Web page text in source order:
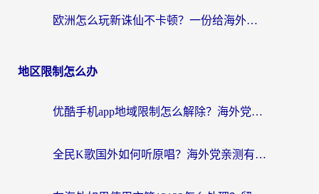
欧洲怎么玩新诛仙不卡顿？一份给海外游子的国服游戏畅玩指南
地区限制怎么办
优酷手机app地域限制怎么解除？海外党亲测有效的追剧方案
全民K歌国外如何听原唱？海外党亲测有效的回国加速器选择指南